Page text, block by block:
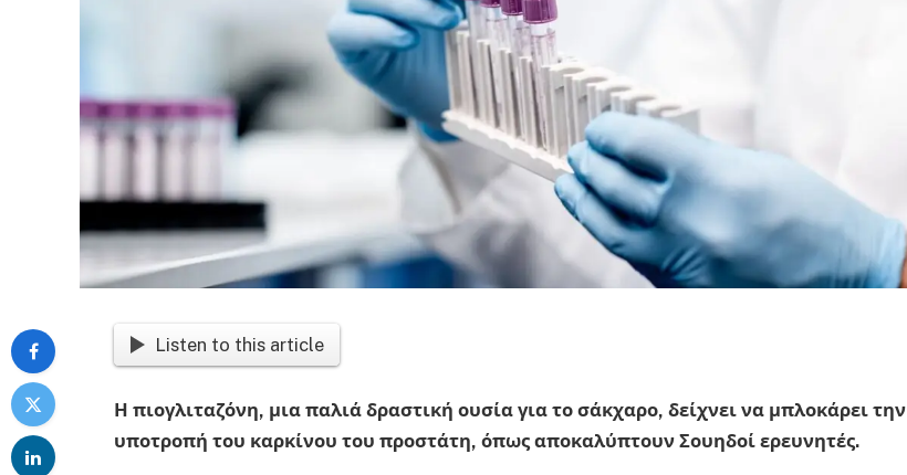
Listen to this article
Η πιογλιταζόνη, μια παλιά δραστική ουσία για το σάκχαρο, δείχνει να μπλοκάρει την
υποτροπή του καρκίνου του προστάτη, όπως αποκαλύπτουν Σουηδοί ερευνητές.